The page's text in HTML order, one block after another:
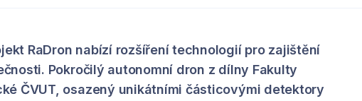
RaDron nabízí rozšíření technologií pro zajištění
Pokročilý autonomní dron z dílny Fakulty
ČVUT, osazený unikátními částicovými detektory